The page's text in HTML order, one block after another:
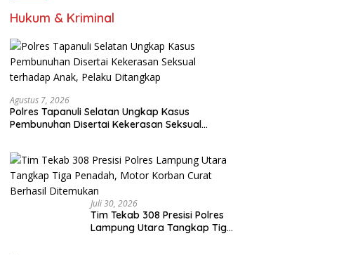
Hukum & Kriminal
Agustus 7, 2026
Polres Tapanuli Selatan Ungkap Kasus
Pembunuhan Disertai Kekerasan Seksual
Juli 30, 2026
Tim Tekab 308 Presisi Polres
Lampung Utara Tangkap Tiga